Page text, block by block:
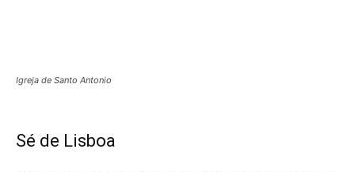
Igreja de Santo Antonio
Sé de Lisboa